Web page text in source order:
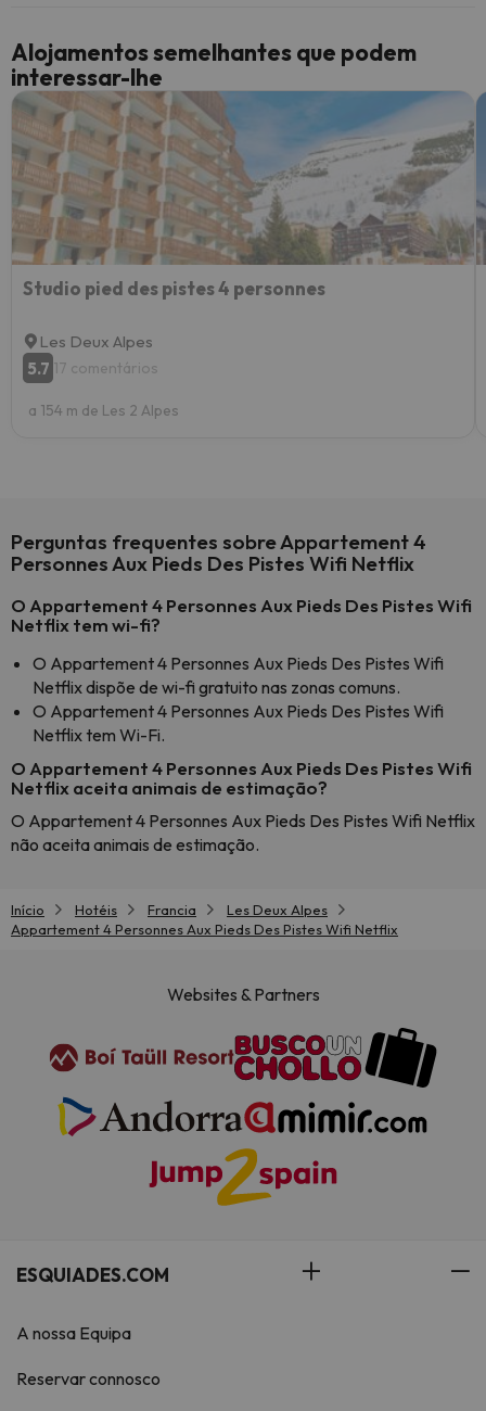
Alojamentos semelhantes que podem
interessar-lhe
Studio pied des pistes 4 personnes
Les Deux Alpes
5.7 17 comentários
a 154 m de Les 2 Alpes
Perguntas frequentes sobre Appartement 4
Personnes Aux Pieds Des Pistes Wifi Netflix
O Appartement 4 Personnes Aux Pieds Des Pistes Wifi
Netflix tem wi-fi?
O Appartement 4 Personnes Aux Pieds Des Pistes Wifi
Netflix dispõe de wi-fi gratuito nas zonas comuns.
O Appartement 4 Personnes Aux Pieds Des Pistes Wifi
Netflix tem Wi-Fi.
O Appartement 4 Personnes Aux Pieds Des Pistes Wifi
Netflix aceita animais de estimação?
O Appartement 4 Personnes Aux Pieds Des Pistes Wifi Netflix
não aceita animais de estimação.
Início Hotéis Francia
Les Deux Alpes
Appartement 4 Personnes Aux Pieds Des Pistes Wifi Netflix
Websites & Partners
ESQUIADES.COM
A nossa Equipa
Reservar connosco